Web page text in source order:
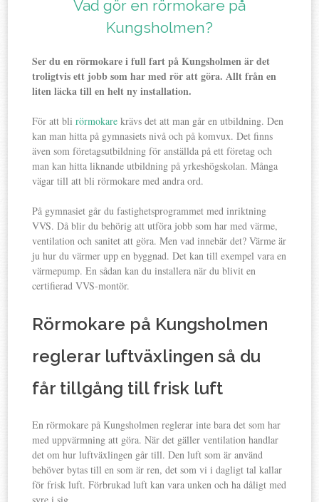
Vad gör en rörmokare på
Kungsholmen?
Ser du en rörmokare i full fart på Kungsholmen är det
troligtvis ett jobb som har med rör att göra. Allt från en
liten läcka till en helt ny installation.
För att blirörmokare krävs det att man går en utbildning. Den
kan man hitta på gymnasiets nivå och på komvux. Det finns
även som företagsutbildning för anställda på ett företag och
man kan hitta liknande utbildning på yrkeshögskolan. Många
vägar till att bli rörmokare med andra ord.
På gymnasiet går du fastighetsprogrammet med inriktning
VVS. Då blir du behörig att utföra jobb som har med värme,
ventilation och sanitet att göra. Men vad innebär det? Värme är
ju hur du värmer upp en byggnad. Det kan till exempel vara en
värmepump. En sådan kan du installera när du blivit en
certifierad VVS-montör.
Rörmokare på Kungsholmen
reglerar luftväxlingen så du
får tillgång till frisk luft
En rörmokare på Kungsholmen reglerar inte bara det som har
med uppvärmning att göra. När det gäller ventilation handlar
det om hur luftväxlingen går till. Den luft som är använd
behöver bytas till en som är ren, det som vi i dagligt tal kallar
för frisk luft. Förbrukad luft kan vara unken och ha dåligt med